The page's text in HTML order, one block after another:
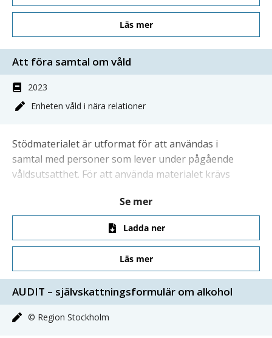
Läs mer
Att föra samtal om våld
2023
Enheten våld i nära relationer
Stödmaterialet är utformat för att användas i
samtal med personer som lever under pågående
våldsutsatthet. För att använda materialet krävs
är att det ska fungera som komplement till, och
inkluderas i, ordinarie
psykosocialt/psykoterapeutiskt arbete och
behandling.
Se mer
Ladda ner
Läs mer
AUDIT – självskattningsformulär om alkohol
© Region Stockholm